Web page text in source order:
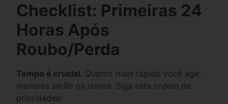
Checklist: Primeiras 24
Horas Após
Roubo/Perda
Tempo é crucial. Quanto mais rápido você agir,
menores serão os danos. Siga esta ordem de
prioridades: